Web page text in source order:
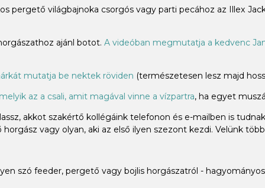
pergető világbajnoka csorgós vagy parti pecához az Illex
ajánl botot. A videóban megmutatja a kedvenc
mutatja be nektek röviden (természetesen lesz majd
melyik az a csali, amit magával vinne a vízpartra, ha egyet
akkot szakértő kollégáink telefonon és e-mailben is
vagy olyan, aki az első ilyen szezont kezdi. Velünk
szó feeder, pergető vagy bojlis horgászatról -